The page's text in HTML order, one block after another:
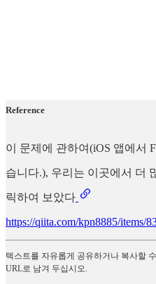
Reference
이 문제에 관하여(iOS 앱에서
습니다.), 우리는 이곳에서 더
릭하여 보았다
https://qiita.com/kpn8885/items/
텍스트를 자유롭게 공유하거나 복사할
URL로 남겨 두십시오.